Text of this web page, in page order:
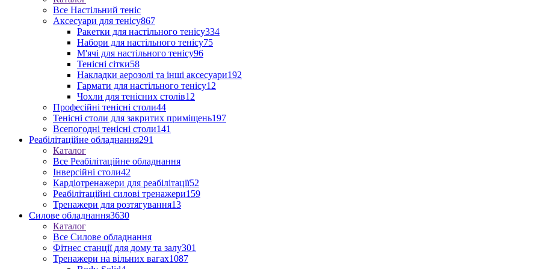
Все Настільний теніс
Аксесуари для тенісу867
Ракетки для настільного тенісу334
Набори для настільного тенісу75
М'ячі для настільного тенісу96
Тенісні сітки58
Накладки аерозолі та інші аксесуари192
Гармати для настільного тенісу12
Чохли для тенісних столів12
Професійні тенісні столи44
Тенісні столи для закритих приміщень197
Всепогодні тенісні столи141
Реабілітаційне обладнання291
Каталог
Все Реабілітаційне обладнання
Інверсійні столи42
Кардіотренажери для реабілітації52
Реабілітаційні силові тренажери159
Тренажери для розтягування13
Силове обладнання3630
Каталог
Все Силове обладнання
Фітнес станції для дому та залу301
Тренажери на вільних вагах1087